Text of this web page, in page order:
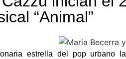
“Animal”
estrella del pop urbano